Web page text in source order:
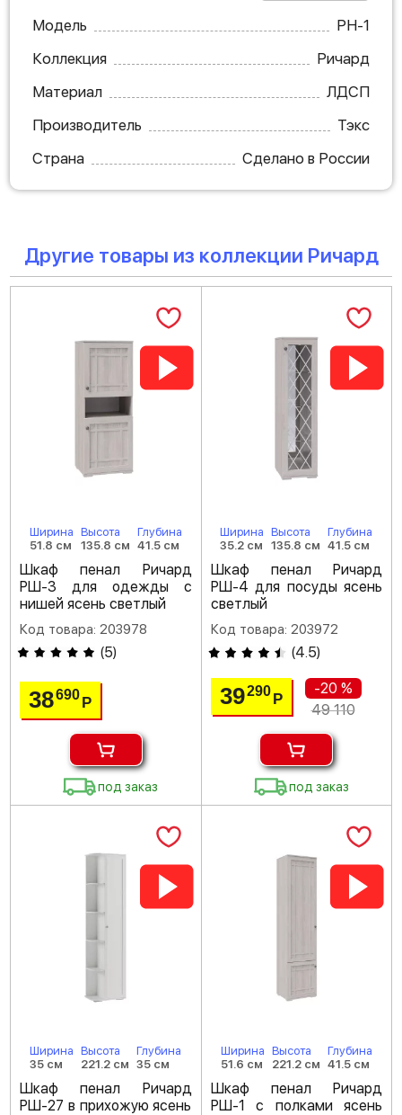
Модель
РН-1
Коллекция
Ричард
Материал
ЛДСП
Производитель
Тэкс
Страна
Сделано в России
Другие товары из коллекции Ричард
Ширина
51.8 см
Высота
135.8 см
Глубина
41.5 см
Шкаф пенал Ричард
РШ-3 для одежды с
нишей ясень светлый
Код товара: 203978
(5)
38690Р
под заказ
Ширина
35.2 см
Высота
135.8 см
Глубина
41.5 см
Шкаф пенал Ричард
РШ-4 для посуды ясень
светлый
Код товара: 203972
(4.5)
39290 Р
-20 %
49 110
под заказ
Ширина
35 см
Высота
221.2 см
Глубина
35 см
Шкаф пенал Ричард
РШ-27 в прихожую ясень
Ширина
51.6 см
Высота
221.2 см
Глубина
41.5 см
Шкаф пенал Ричард
РШ-1 с полками ясень